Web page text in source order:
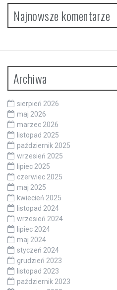
Najnowsze komentarze
Archiwa
sierpień 2026
maj 2026
marzec 2026
listopad 2025
październik 2025
wrzesień 2025
lipiec 2025
czerwiec 2025
maj 2025
kwiecień 2025
listopad 2024
wrzesień 2024
lipiec 2024
maj 2024
styczeń 2024
grudzień 2023
listopad 2023
październik 2023